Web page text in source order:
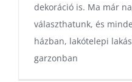
dekoráció is. Ma már
választhatunk, és
házban, lakótelepi
garzonban